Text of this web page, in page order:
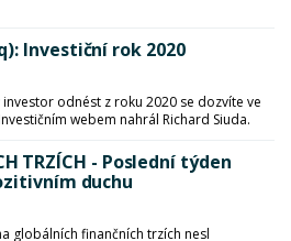
Investiční rok 2020
odnést z roku 2020 se dozvíte ve
webem nahrál Richard Siuda.
TRZÍCH - Poslední týden
duchu
globálních finančních trzích nesl